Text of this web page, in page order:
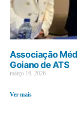
Associação
Goiano de ATS
março 16, 2026
Ver mais